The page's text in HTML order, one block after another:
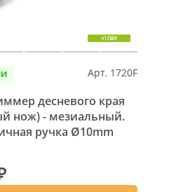
Арт. 1720F
десневого края
нож) - мезиальный.
ручка Ø10mm